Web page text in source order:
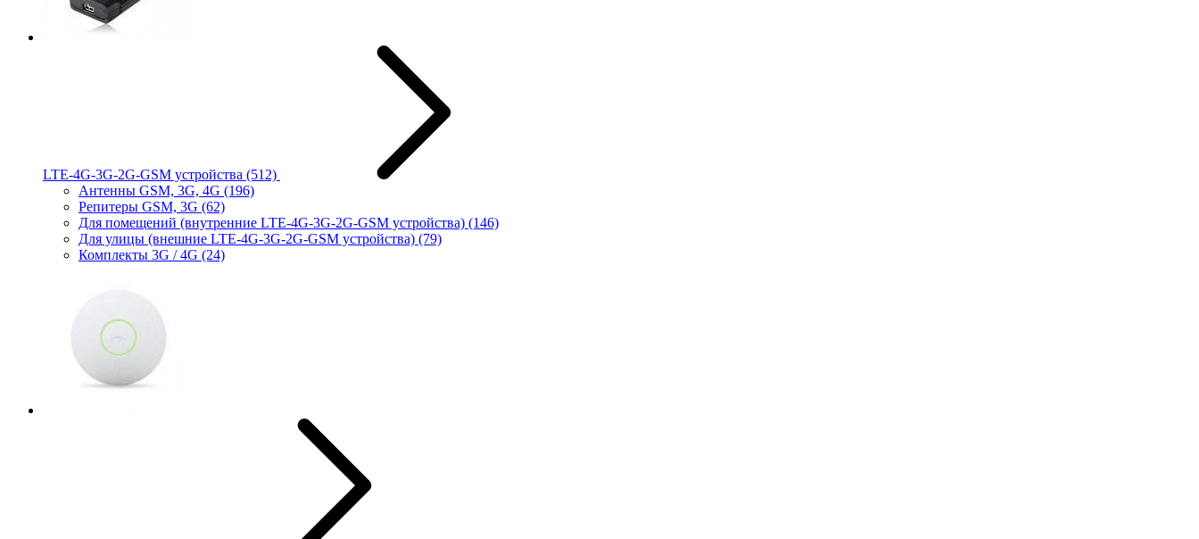
LTE-4G-3G-2G-GSM устройства (512)
Антенны GSM, 3G, 4G (196)
Репитеры GSM, 3G (62)
Для помещений (внутренние LTE-4G-3G-2G-GSM устройства) (146)
Для улицы (внешние LTE-4G-3G-2G-GSM устройства) (79)
Комплекты 3G / 4G (24)